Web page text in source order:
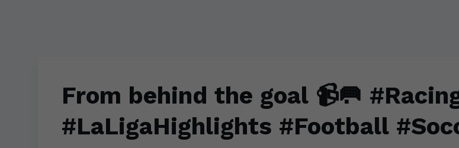
From behind the goal 📹🥅
#LaLigaHighlights #Football